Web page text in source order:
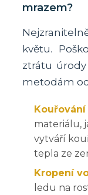
mrazem?
květu.
ztrátu
metodám
Kouřování
materiálu,
vytváří
tepla ze
Kropení
ledu na